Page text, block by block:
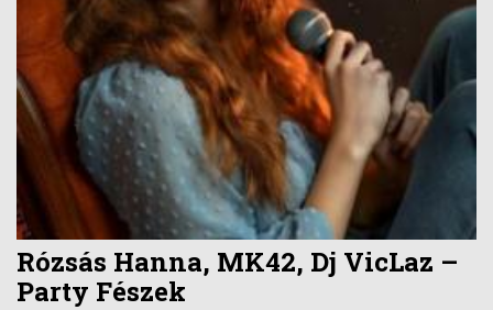
Rózsás Hanna, MK42, Dj VicLaz –
Party Fészek